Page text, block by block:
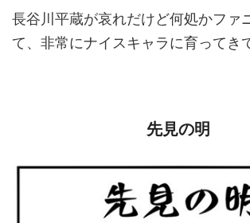
長谷川平蔵が哀れだけど何処かファ
て、非常にナイスキャラに育ってき
先見の明